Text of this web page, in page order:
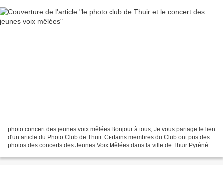
photo concert des jeunes voix mêlées Bonjour à tous, Je vous partage le lien
d'un article du Photo Club de Thuir. Certains membres du Club ont pris des
photos des concerts des Jeunes Voix Mêlées dans la ville de Thuir Pyrénées